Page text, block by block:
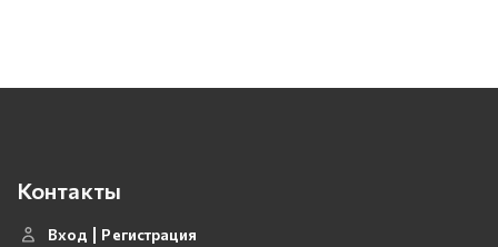
Контакты
Вход
Регистрация